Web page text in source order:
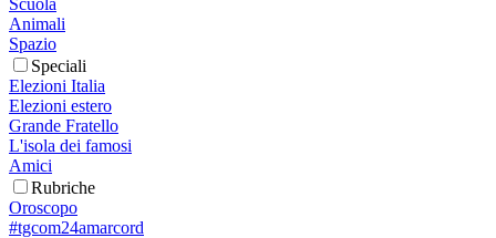
Animali
Spazio
Speciali
Elezioni Italia
Elezioni estero
Grande Fratello
L'isola dei famosi
Amici
Rubriche
Oroscopo
#tgcom24amarcord